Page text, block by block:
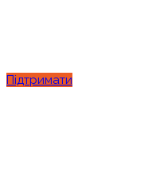
Підтримати